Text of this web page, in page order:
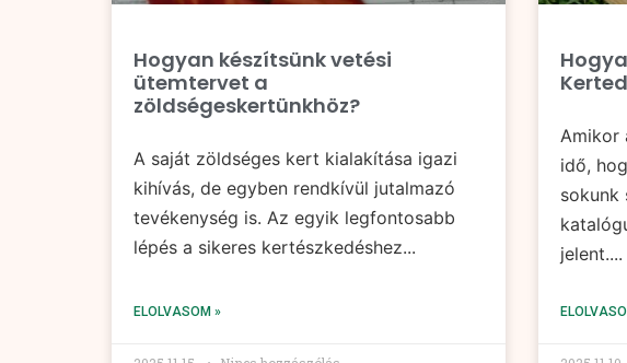
Hogyan készítsünk vetési
ütemtervet a
zöldségeskertünkhöz?
A saját zöldséges kert kialakítása igazi
kihívás, de egyben rendkívül jutalmazó
tevékenység is. Az egyik legfontosabb
lépés a sikeres kertészkedéshez...
ELOLVASOM »
Amikor
idő,
sokunk
jelent....